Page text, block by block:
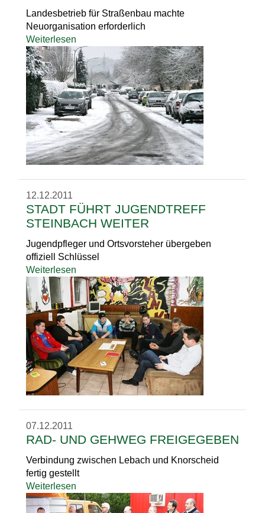
Landesbetrieb für Straßenbau machte
Neuorganisation erforderlich
Weiterlesen
12.12.2011
STADT FÜHRT JUGENDTREFF
STEINBACH WEITER
Jugendpfleger und Ortsvorsteher übergeben
offiziell Schlüssel
Weiterlesen
07.12.2011
RAD- UND GEHWEG FREIGEGEBEN
Verbindung zwischen Lebach und Knorscheid
fertig gestellt
Weiterlesen